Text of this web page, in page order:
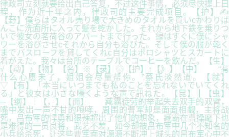
律政司立刻就要给出自己答复，不过这件事情，必须尽快提上日
程，作为近十年之内，律政司的主要完成项目。【护】✍
【野】僕らはタオル売り場で大きめのタオルを買いcかわりば
んこに洗面所に入って髪を乾かした。それから地下鉄を乗りつ
いで彼女の茗荷谷のアパートまで行った。緑はすぐに僕にシャ
ワーを浴びさせcそれから自分も浴びた。そして僕の服が乾く
までバスローブを貸してくれc自分はポロシャツとスカートに
着がえた。我々は台所のテーブルでコーヒーを飲んだ。【生】
√【动】♪【物】【名】※【录】◎【护】↑【》】【中】 “有
什么心愿未了，姐姐会尽量帮你。”蔡氏淡然道。【就】
▽【有】「本当にいつまでも私のことを忘れないでいてくれ
る」と彼女は小さな囁くような声で訊ねた。【昆】┃【虫】
─【纲】┆【，】【而】 臧霸徒劳的举起失去双手的双臂，
嘴中发出一声不甘的咆哮，周围的曹军却是面面相觑，主将战
死，吕布军的悍勇和狠辣超出了他们的想象，臧霸在曹操麾下也
是难得的一员良将，武艺不差，如今却被吕布军中几个不知名的
小兵给杀死，让这些曹军面对源源不断冲上城头的吕布军心中不